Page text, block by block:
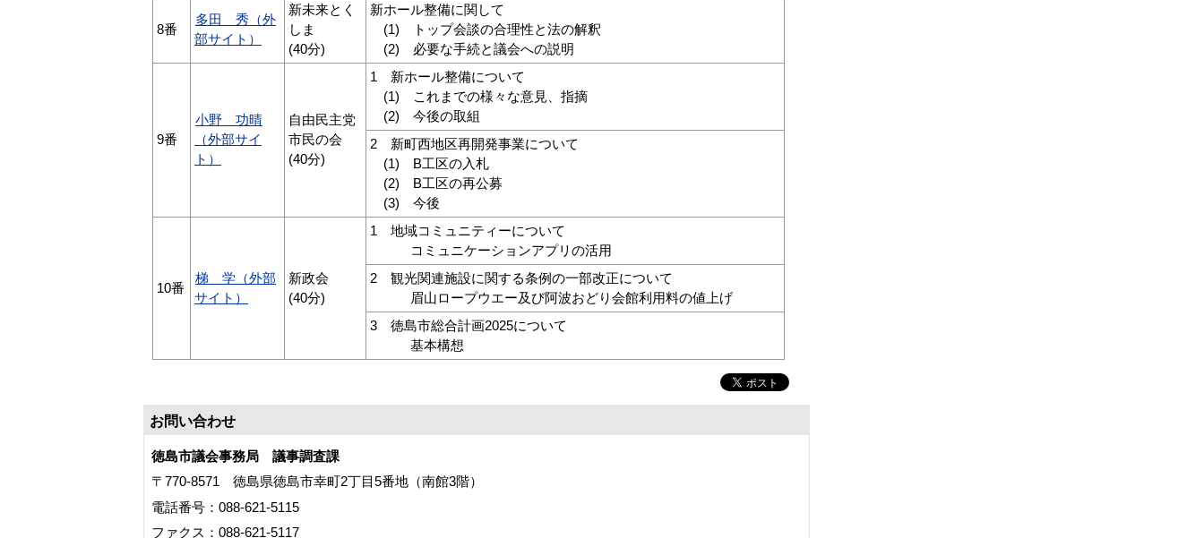
8番
多田 秀（外
部サイト）
新未来とく
しま
(40分)
新ホール整備に関して
(1) トップ会談の合理性と法の解釈
(2) 必要な手続と議会への説明
9番
小野 功晴
（外部サイ
ト）
自由民主党
市民の会
(40分)
1 新ホール整備について
(1) これまでの様々な意見、指摘
(2) 今後の取組
2 新町西地区再開発事業について
(1) B工区の入札
(2) B工区の再公募
(3) 今後
10番
梯 学（外部
サイト）
新政会
(40分)
1 地域コミュニティーについて
コミュニケーションアプリの活用
2 観光関連施設に関する条例の一部改正について
眉山ロープウエー及び阿波おどり会館利用料の値上げ
3 徳島市総合計画2025について
基本構想
お問い合わせ
徳島市議会事務局 議事調査課
〒770-8571 徳島県徳島市幸町2丁目5番地（南館3階）
電話番号：088-621-5115
ファクス：088-621-5117